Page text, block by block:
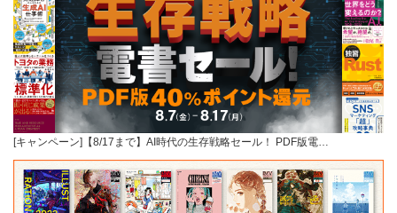
[キャンペーン]【8/17まで】AI時代の生存戦略セール！ PDF版電…